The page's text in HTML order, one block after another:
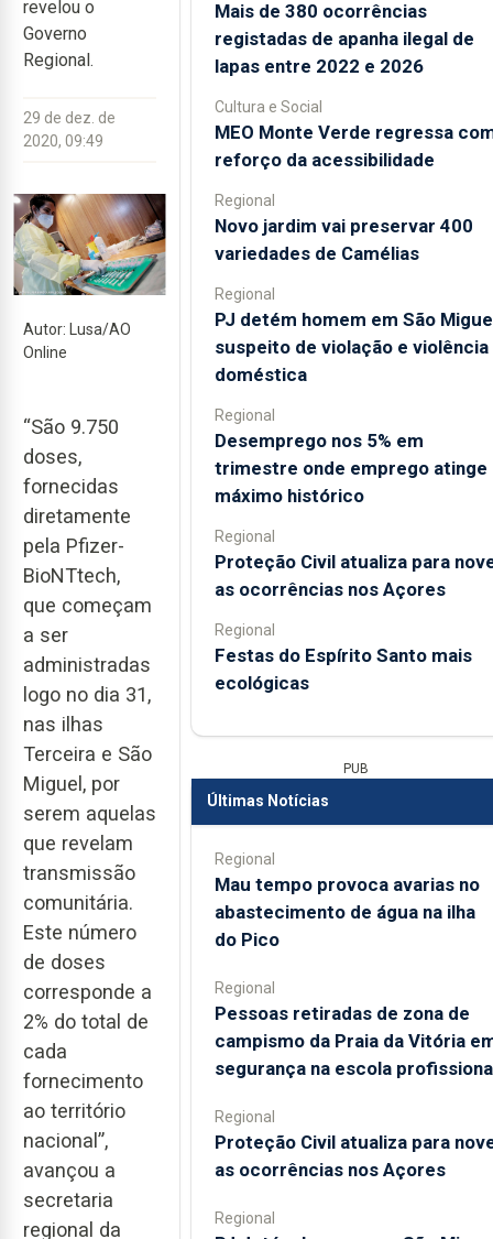
revelou o
Governo
Regional.
29 de dez. de
2020, 09:49
Autor: Lusa/AO
Online
“São 9.750
doses,
fornecidas
diretamente
pela Pfizer-
BioNTtech,
que começam
a ser
administradas
logo no dia 31,
nas ilhas
Terceira e São
Miguel, por
serem aquelas
que revelam
transmissão
comunitária.
Este número
de doses
corresponde a
2% do total de
cada
fornecimento
ao território
nacional”,
avançou a
secretaria
regional da
Mais de 380 ocorrências
registadas de apanha ilegal de
lapas entre 2022 e 2026
Cultura e Social
MEO Monte Verde regressa
reforço da acessibilidade
Regional
Novo jardim vai preservar 400
variedades de Camélias
Regional
PJ detém homem em São
suspeito de violação e violência
doméstica
Regional
Desemprego nos 5% em
trimestre onde emprego atinge
máximo histórico
Regional
Proteção Civil atualiza para
as ocorrências nos Açores
Regional
Festas do Espírito Santo mais
ecológicas
PUB
Últimas Notícias
Regional
Mau tempo provoca avarias no
abastecimento de água na ilha
do Pico
Regional
Pessoas retiradas de zona de
campismo da Praia da Vitória
segurança na escola
Regional
Proteção Civil atualiza para
as ocorrências nos Açores
Regional